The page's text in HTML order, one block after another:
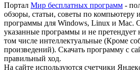
Портал Мир бесплатных программ -
обзоры, статьи, советы по компьютеру
программы для Windows, Linux и Mac.
указанные программы и не претендует
том числе интеллектуальные (Кроме
произведений). Скачать программу с
правильный ход.
На сайте используются счетчики